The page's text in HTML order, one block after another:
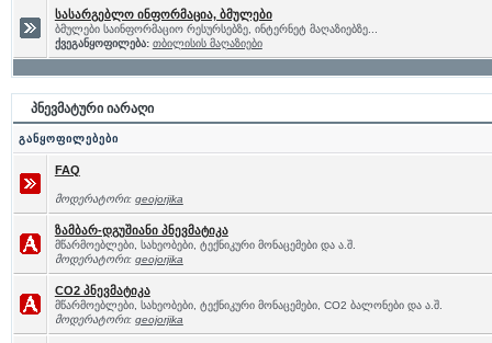
სასარგებლო ინფორმაცია, ბმულები
ბმულები საინფორმაციო რესურსებზე, ინტერნეტ მაღაზიებზე...
ქვეგანყოფილება: თბილისის მაღაზიები
პნევმატური იარაღი
განყოფილებები
FAQ
მოდერატორი: geojorjika
ზამბარ-დგუშიანი პნევმატიკა
მწარმოებლები, სახეობები, ტექნიკური მონაცემები და ა.შ.
მოდერატორი: geojorjika
CO2 პნევმატიკა
მწარმოებლები, სახეობები, ტექნიკური მონაცემები, CO2 ბალონები და ა.შ.
მოდერატორი: geojorjika